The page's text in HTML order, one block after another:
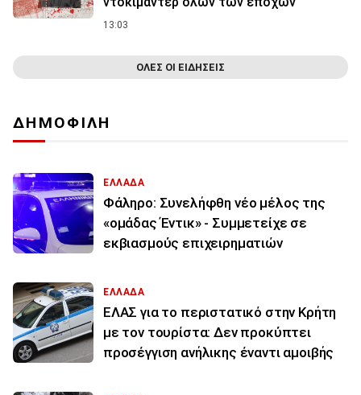
13:03
ΟΛΕΣ ΟΙ ΕΙΔΗΣΕΙΣ
ΔΗΜΟΦΙΛΗ
ΕΛΛΑΔΑ
Φάληρο: Συνελήφθη νέο μέλος της
«ομάδας Έντικ» - Συμμετείχε σε
εκβιασμούς επιχειρηματιών
ΕΛΛΑΔΑ
ΕΛΑΣ για το περιστατικό στην Κρήτη
με τον τουρίστα: Δεν προκύπτει
προσέγγιση ανήλικης έναντι αμοιβής